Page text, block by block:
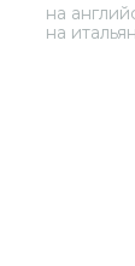
на
на